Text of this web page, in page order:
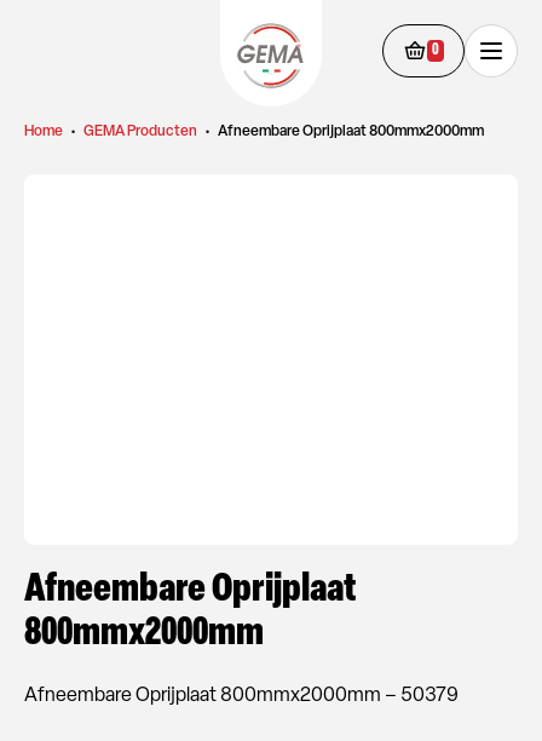
0
Home • GEMA Producten • Afneembare Oprijplaat 800mmx2000mm
Afneembare Oprijplaat
800mmx2000mm
Afneembare Oprijplaat 800mmx2000mm – 50379